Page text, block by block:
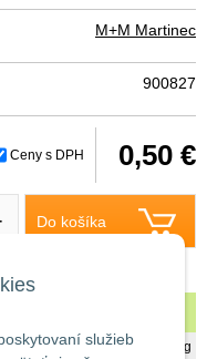
služieb
M+M Martinec
900827
Ceny s DPH 0,50 €
Do košíka
šponovacieho drôtu
0,1 kg